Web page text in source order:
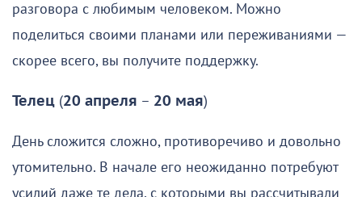
разговора с любимым человеком. Можно
поделиться своими планами или переживаниями —
скорее всего, вы получите поддержку.
Телец (20 апреля – 20 мая)
День сложится сложно, противоречиво и довольно
утомительно. В начале его неожиданно потребуют
усилий даже те дела, с которыми вы рассчитывали